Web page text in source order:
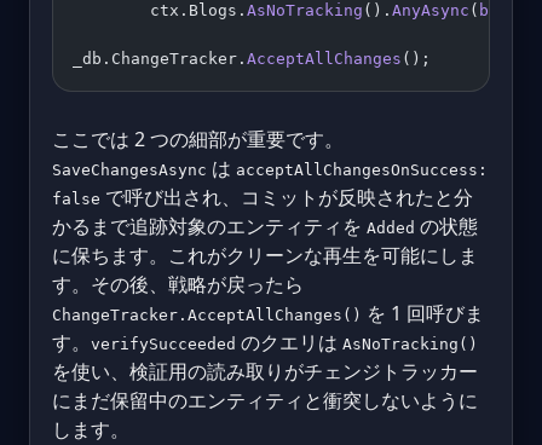
        ctx.Blogs.
AsNoTracking (). AnyAsync ( b
_db.ChangeTracker. AcceptAllChanges ();
ここでは 2 つの細部が重要です。
SaveChangesAsync は acceptAllChangesOnSuccess:
false で呼び出され、コミットが反映されたと分
かるまで追跡対象のエンティティを Added の状態
に保ちます。これがクリーンな再生を可能にしま
す。その後、戦略が戻ったら
ChangeTracker.AcceptAllChanges() を 1 回呼びま
す。
verifySucceeded のクエリは AsNoTracking()
を使い、検証用の読み取りがチェンジトラッカー
にまだ保留中のエンティティと衝突しないように
します。